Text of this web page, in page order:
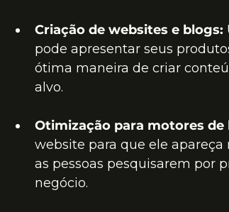
Criação de websites e blogs:
pode apresentar seus
ótima maneira de criar
alvo.
Otimização para motores de
website para que ele
as pessoas pesquisarem por
negócio.